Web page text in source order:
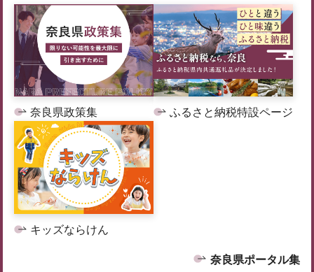
奈良県政策集 ふるさと納税特設ページ
キッズならけん
奈良県ポータル集